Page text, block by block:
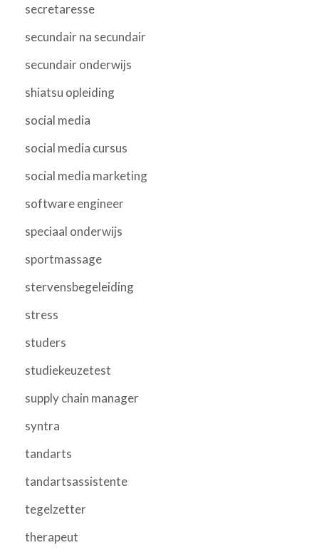
secretaresse
secundair na secundair
secundair onderwijs
shiatsu opleiding
social media
social media cursus
social media marketing
software engineer
speciaal onderwijs
sportmassage
stervensbegeleiding
stress
studers
studiekeuzetest
supply chain manager
syntra
tandarts
tandartsassistente
tegelzetter
therapeut